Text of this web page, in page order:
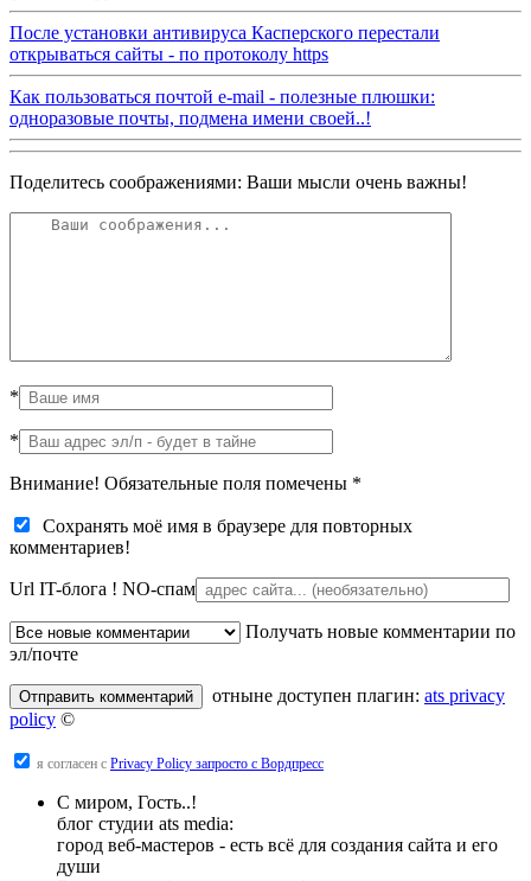
После установки антивируса Касперского перестали
открываться сайты - по протоколу https
Как пользоваться почтой e-mail - полезные плюшки:
одноразовые почты, подмена имени своей..!
Поделитесь соображениями: Ваши мысли очень важны!
*
*
Внимание! Обязательные поля помечены *
Сохранять моё имя в браузере для повторных
комментариев!
Url IT-блога ! NO-спам
Получать новые комментарии по
эл/почте
отныне доступен плагин: ats privacy
policy ©
я согласен с Privacy Policy запросто с Вордпресс
С миром, Гость..!
блог студии ats media:
город веб-мастеров - есть всё для создания сайта и его
души